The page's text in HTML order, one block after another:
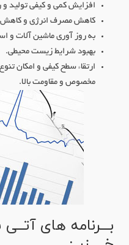
افزایش کمی و کیفی تولید
کاهش مصرف انرژی و کاهش
به روز آوری ماشین آلات و
بهبود شرایط زیست محیطی.
ارتقاء سطح کیفی و امکان
مخصوص و مقاومت بالا.
بـــرنامه های